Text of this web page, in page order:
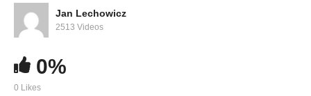
Jan Lechowicz
2513 Videos
0%
0 Likes